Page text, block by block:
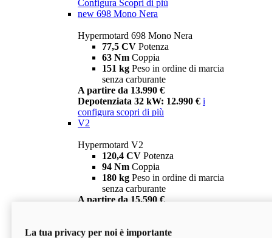
Configura Scopri di più
new 698 Mono Nera
Hypermotard 698 Mono Nera
77,5 CV Potenza
63 Nm Coppia
151 kg Peso in ordine di marcia
senza carburante
A partire da 13.990 €
Depotenziata 32 kW: 12.990 € i
configura scopri di più
V2
Hypermotard V2
120,4 CV Potenza
94 Nm Coppia
180 kg Peso in ordine di marcia
senza carburante
A partire da 15.590 €
V2 SP
La tua privacy per noi è importante